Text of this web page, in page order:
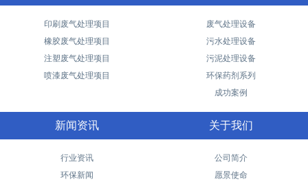
印刷废气处理项目
橡胶废气处理项目
注塑废气处理项目
喷漆废气处理项目
废气处理设备
污水处理设备
污泥处理设备
环保药剂系列
成功案例
新闻资讯
行业资讯
环保新闻
关于我们
公司简介
愿景使命